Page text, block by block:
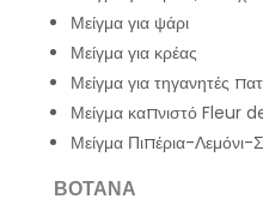
Μείγμα για ψάρι
Μείγμα για κρέας
Μείγμα για τηγανητές
Μείγμα καπνιστό Fleur
Μείγμα Πιπέρια-Λεμόνι-
ΒΟΤΑΝΑ